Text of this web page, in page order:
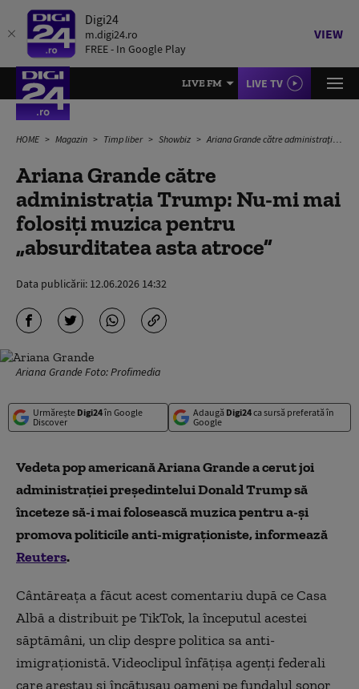
Digi24
m.digi24.ro
FREE - In Google Play
VIEW
LIVE FM LIVE TV
HOME Magazin Timp liber Showbiz Ariana Grande către administrația Trump: Nu-mi mai folosiţi muzica pentru „absurditatea asta atroce”
Ariana Grande către
administrația Trump: Nu-mi mai
folosiţi muzica pentru
„absurditatea asta atroce”
Data publicării: 12.06.2026 14:32
Ariana Grande Foto: Profimedia
Urmărește Digi24în Google
Discover
Adaugă Digi24ca sursă preferată în
Google
Vedeta pop americană Ariana Grande a cerut joi
administraţiei preşedintelui Donald Trump să
înceteze să-i mai folosească muzica pentru a-şi
promova politicile anti-migraționiste, informează
Reuters.
Cântăreaţa a făcut acest comentariu după ce Casa
Albă a distribuit pe TikTok, la începutul acestei
săptămâni, un clip despre politica sa anti-
imigraţionistă. Videoclipul înfăţişa agenţi federali
care arestau şi încătuşau oameni pe fundalul sonor